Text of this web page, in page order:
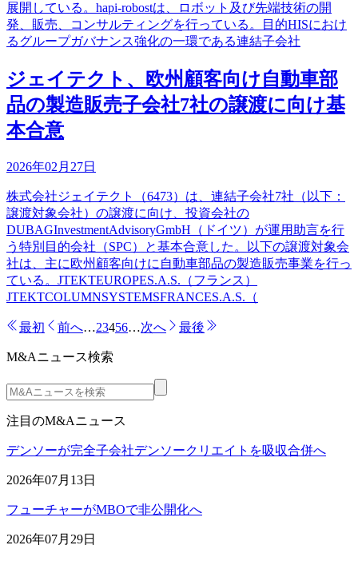
展開している。hapi-robostは、ロボット及び先端技術の開
発、販売、コンサルティングを行っている。目的HISにおけ
るグループガバナンス強化の一環である連結子会社
ジェイテクト、欧州顧客向け自動車部
品の製造販売子会社7社の譲渡に向け基
本合意
2026年02月27日
株式会社ジェイテクト（6473）は、連結子会社7社（以下：
譲渡対象会社）の譲渡に向け、投資会社の
DUBAGInvestmentAdvisoryGmbH（ドイツ）が運用助言を行
う特別目的会社（SPC）と基本合意した。以下の譲渡対象会
社は、主に欧州顧客向けに自動車部品の製造販売事業を行っ
ている。JTEKTEUROPES.A.S.（フランス）
JTEKTCOLUMNSYSTEMSFRANCES.A.S.（
最初 前へ…23456…次へ 最後
M&Aニュース検索
注目のM&Aニュース
デンソーが完全子会社デンソークリエイトを吸収合併へ
2026年07月13日
フューチャーがMBOで非公開化へ
2026年07月29日